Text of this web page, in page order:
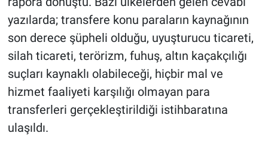
yazılarda; transfere konu paraların kaynağının
son derece şüpheli olduğu, uyuşturucu ticareti,
silah ticareti, terörizm, fuhuş, altın kaçakçılığı
suçları kaynaklı olabileceği, hiçbir mal ve
hizmet faaliyeti karşılığı olmayan para
transferleri gerçekleştirildiği istihbaratına
ulaşıldı.